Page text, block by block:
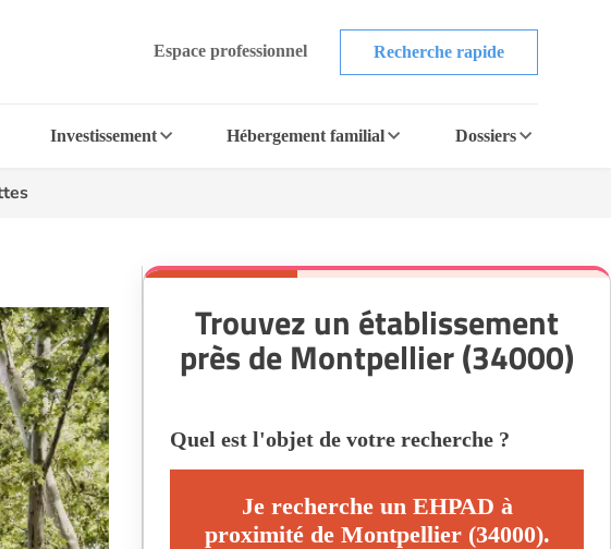
Espace professionnel Recherche rapide
Investissement Hébergement familial Dossiers
Trouvez un établissement
près de Montpellier (34000)
Quel est l'objet de votre recherche ?
Je recherche un EHPAD à
proximité de Montpellier (34000).